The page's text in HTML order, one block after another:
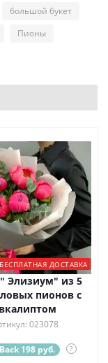
большой букет
Пионы
БЕСПЛАТНАЯ ДОСТАВКА
" Элизиум" из 5
пионов с
023078
198 руб. ?